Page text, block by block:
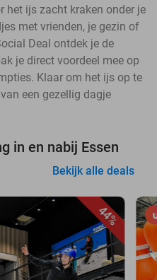
het ijs zacht kraken onder je
met vrienden, je gezin of
Deal ontdek je de
je direct voordeel mee op
Klaar om het ijs op te
een gezellig dagje
in en nabij Essen
Bekijk alle deals
44%